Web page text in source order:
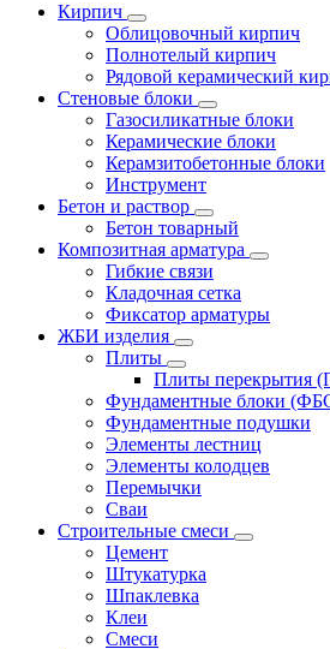
Кирпич
Облицовочный кирпич
Полнотелый кирпич
Рядовой керамический
Стеновые блоки
Газосиликатные блоки
Керамические блоки
Керамзитобетонные блоки
Инструмент
Бетон и раствор
Бетон товарный
Композитная арматура
Гибкие связи
Кладочная сетка
Фиксатор арматуры
ЖБИ изделия
Плиты
Плиты перекрытия
Фундаментные блоки
Фундаментные подушки
Элементы лестниц
Элементы колодцев
Перемычки
Сваи
Строительные смеси
Цемент
Штукатурка
Шпаклевка
Клеи
Смеси